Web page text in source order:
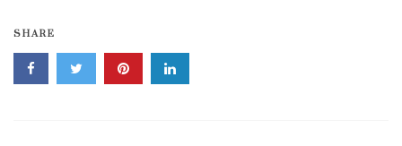
SHARE